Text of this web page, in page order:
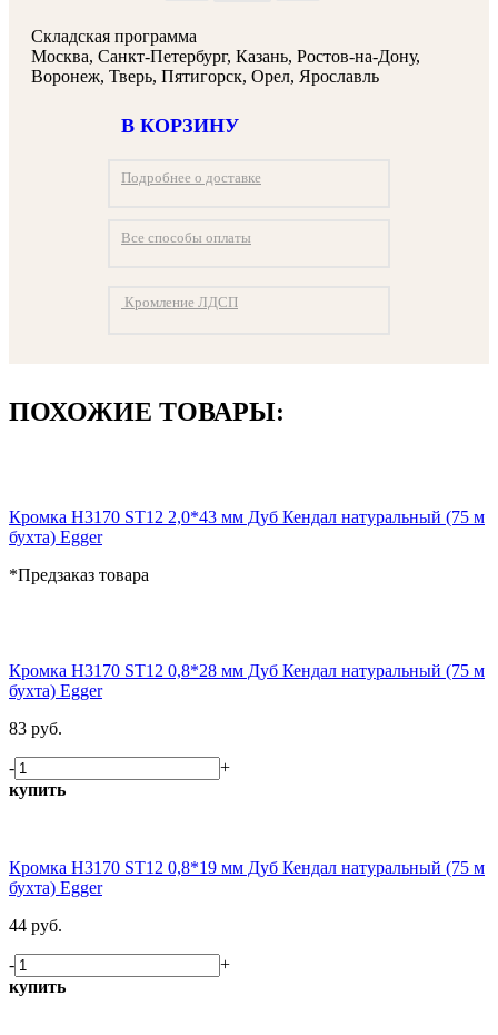
Складская программа
Москва, Санкт-Петербург, Казань, Ростов-на-Дону,
Воронеж, Тверь, Пятигорск, Орел, Ярославль
В КОРЗИНУ
Подробнее о доставке
Все способы оплаты
Кромление ЛДСП
ПОХОЖИЕ ТОВАРЫ:
Кромка H3170 ST12 2,0*43 мм Дуб Кендал натуральный (75 м
бухта) Egger
*Предзаказ товара
Кромка H3170 ST12 0,8*28 мм Дуб Кендал натуральный (75 м
бухта) Egger
83 руб.
-
+
купить
Кромка H3170 ST12 0,8*19 мм Дуб Кендал натуральный (75 м
бухта) Egger
44 руб.
-
+
купить